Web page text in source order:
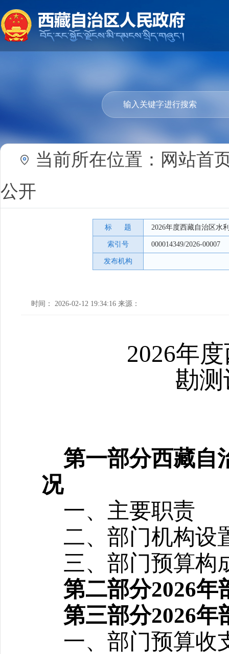
当前所在位置： 网站首
公开
标 题 2026年度西藏自治区水
索引号 000014349/2026-00007
发布机构
时间： 2026-02-12 19:34:16 来源：
2026年
勘
第一部分西藏自
况
一、主要职责
二、部门机构设
三、部门预算构
第二部分2026年
第三部分2026年
一、部门预算收